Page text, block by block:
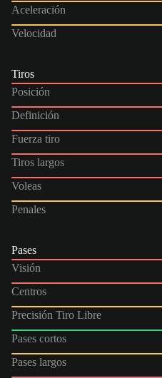
Aceleración
Velocidad
Tiros
Posición
Definición
Fuerza tiro
Tiros largos
Voleas
Penales
Pases
Visión
Centros
Precisión Tiro Libre
Pases cortos
Pases largos